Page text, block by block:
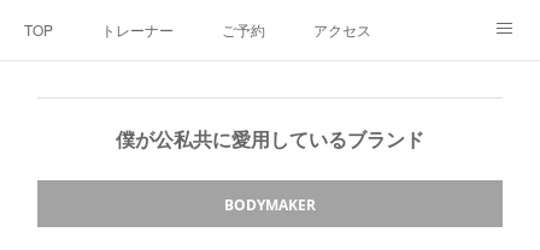
TOP トレーナー ご予約 アクセス
リンク集 hiroout
僕が公私共に愛用しているブランド
BODYMAKER